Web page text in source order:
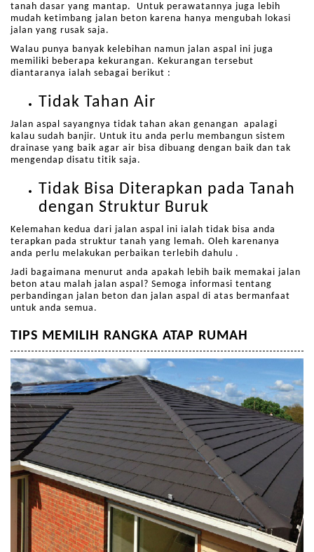
tanah dasar yang mantap. Untuk perawatannya juga lebih
mudah ketimbang jalan beton karena hanya mengubah lokasi
jalan yang rusak saja.
Walau punya banyak kelebihan namun jalan aspal ini juga
memiliki beberapa kekurangan. Kekurangan tersebut
diantaranya ialah sebagai berikut :
Tidak Tahan Air
Jalan aspal sayangnya tidak tahan akan genangan apalagi
kalau sudah banjir. Untuk itu anda perlu membangun sistem
drainase yang baik agar air bisa dibuang dengan baik dan tak
mengendap disatu titik saja.
Tidak Bisa Diterapkan pada Tanah
dengan Struktur Buruk
Kelemahan kedua dari jalan aspal ini ialah tidak bisa anda
terapkan pada struktur tanah yang lemah. Oleh karenanya
anda perlu melakukan perbaikan terlebih dahulu .
Jadi bagaimana menurut anda apakah lebih baik memakai jalan
beton atau malah jalan aspal? Semoga informasi tentang
perbandingan jalan beton dan jalan aspal di atas bermanfaat
untuk anda semua.
TIPS MEMILIH RANGKA ATAP RUMAH